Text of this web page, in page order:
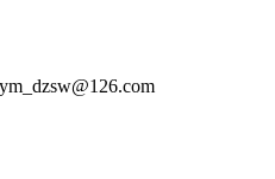
ym_dzsw@126.com